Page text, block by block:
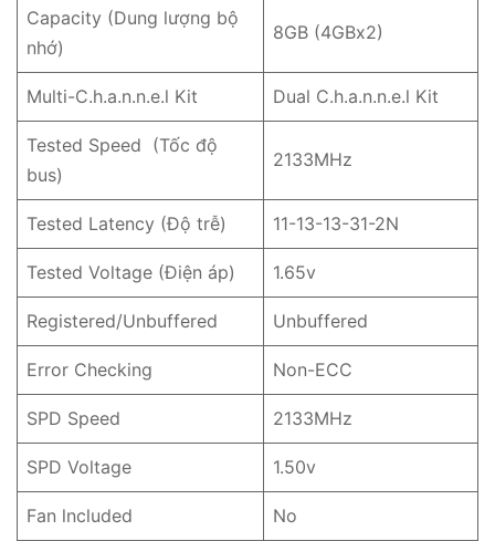
Capacity (Dung lượng bộ
nhớ)
8GB (4GBx2)
Multi-C.h.a.n.n.e.l Kit Dual C.h.a.n.n.e.l Kit
Tested Speed (Tốc độ
bus)
2133MHz
Tested Latency (Độ trễ) 11-13-13-31-2N
Tested Voltage (Điện áp) 1.65v
Registered/Unbuffered Unbuffered
Error Checking Non-ECC
SPD Speed 2133MHz
SPD Voltage 1.50v
Fan lncluded No